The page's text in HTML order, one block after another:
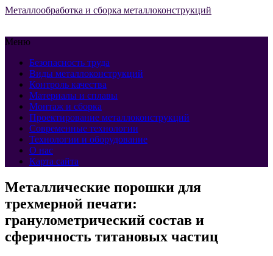
Металлообработка и сборка металлоконструкций
Меню
Безопасность труда
Виды металлоконструкций
Контроль качества
Материалы и сплавы
Монтаж и сборка
Проектирование металлоконструкций
Современные технологии
Технологии и оборудование
О нас
Карта сайта
Металлические порошки для
трехмерной печати:
гранулометрический состав и
сферичность титановых частиц